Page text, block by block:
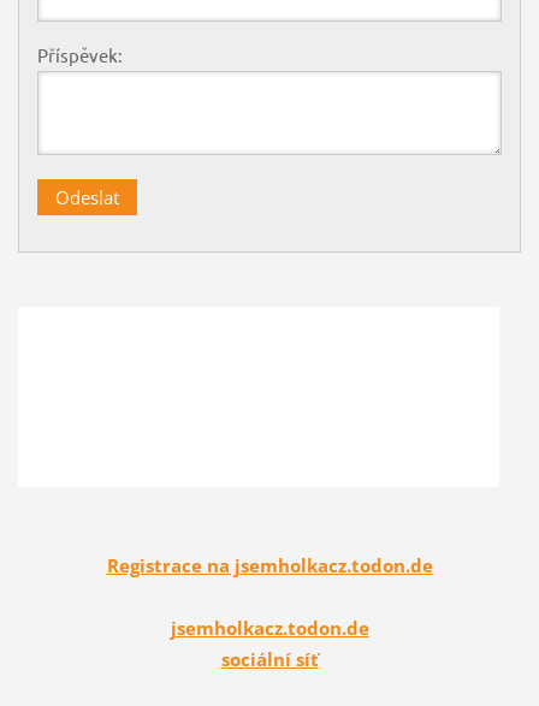
Příspěvek:
Registrace na jsemholkacz.todon.de
jsemholkacz.todon.de
sociální síť